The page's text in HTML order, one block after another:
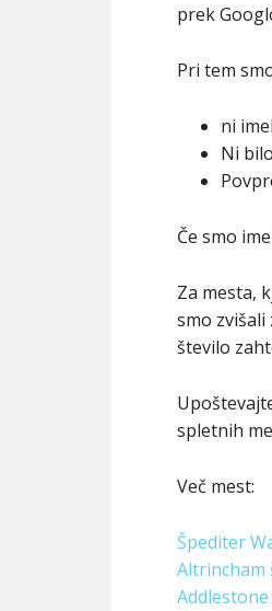
prek
Pri tem
ni
Ni
Če smo
Za mesta,
smo zvišali
število
spletnih
Več mest:
Špediter
Altrincham